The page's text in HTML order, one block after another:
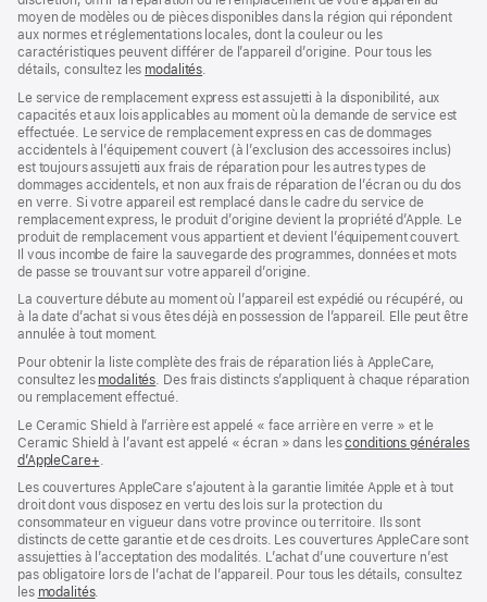
moyen de modèles ou de pièces disponibles dans la région qui répondent
aux normes et réglementations locales, dont la couleur ou les
caractéristiques peuvent différer de l’appareil d’origine. Pour tous les
détails, consultez les modalités(s’ouvre
une
nouvelle
fenêtre)
.
Le service de remplacement express est assujetti à la disponibilité, aux
capacités et aux lois applicables au moment où la demande de service est
effectuée. Le service de remplacement express en cas de dommages
accidentels à l’équipement couvert (à l’exclusion des accessoires inclus)
est toujours assujetti aux frais de réparation pour les autres types de
dommages accidentels, et non aux frais de réparation de l’écran ou du dos
en verre. Si votre appareil est remplacé dans le cadre du service de
remplacement express, le produit d’origine devient la propriété d’Apple. Le
produit de remplacement vous appartient et devient l’équipement couvert.
Il vous incombe de faire la sauvegarde des programmes, données et mots
de passe se trouvant sur votre appareil d’origine.
La couverture débute au moment où l’appareil est expédié ou récupéré, ou
à la date d’achat si vous êtes déjà en possession de l’appareil. Elle peut être
annulée à tout moment.
Pour obtenir la liste complète des frais de réparation liés à AppleCare,
consultez les modalités(s’ouvre
dans
nouvelle
fenêtre)
. Des frais distincts s’appliquent à chaque réparation
ou remplacement effectué.
Le Ceramic Shield à l’arrière est appelé « face arrière en verre » et le
Ceramic Shield à l’avant est appelé « écran » dans lesconditions générales
d’AppleCare+
une
nouvelle
fenêtre)
Les couvertures AppleCare s’ajoutent à la garantie limitée Apple et à tout
droit dont vous disposez en vertu des lois sur la protection du
consommateur en vigueur dans votre province ou territoire. Ils sont
distincts de cette garantie et de ces droits. Les couvertures AppleCare sont
assujetties à l’acceptation des modalités. L’achat d’une couverture n’est
pas obligatoire lors de l’achat de l’appareil. Pour tous les détails, consultez
les modalités(s’ouvre
.